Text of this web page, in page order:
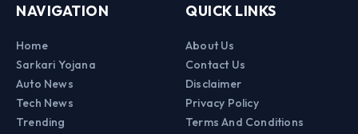
NAVIGATION
Home
Sarkari Yojana
Auto News
Tech News
Trending
QUICK LINKS
About Us
Contact Us
Disclaimer
Privacy Policy
Terms And Conditions